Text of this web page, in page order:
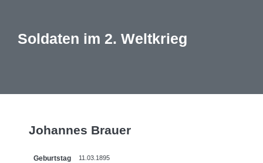
Soldaten im 2. Weltkrieg
Johannes Brauer
Geburtstag 11.03.1895